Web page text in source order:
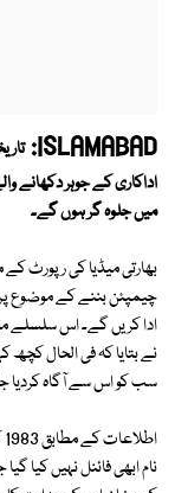
ISLAMABAD:
اداکاری کے جوہر دکھانے
میں جلوہ گر ہوں گے۔
چیمپئن بننے کے موضوع پر
ادا کریں گے۔ اس سلسلے
نے بتایا کہ فی الحال
سب کو اس سے آگاہ کردیا
نام ابھی فائنل نہیں کیا